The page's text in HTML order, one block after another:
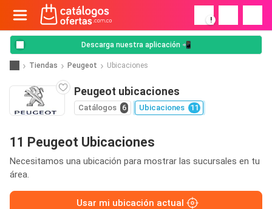
!
Descarga nuestra aplicación 📲
Tiendas Peugeot Ubicaciones
Peugeot ubicaciones
Catálogos 6 Ubicaciones 11
11 Peugeot Ubicaciones
Necesitamos una ubicación para mostrar las sucursales en tu
área.
Usar mi ubicación actual